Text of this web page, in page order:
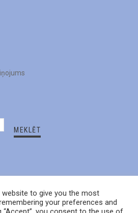
to give you the most
your preferences and